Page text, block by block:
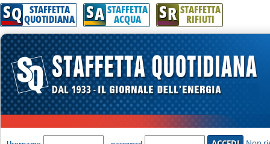
Attenzione! Esegui l'accesso per lèggere interamente la notizia.
SQ STAFFETTA
QUOTIDIANA SA STAFFETTA
ACQUA SR STAFFETTA
RIFIUTI